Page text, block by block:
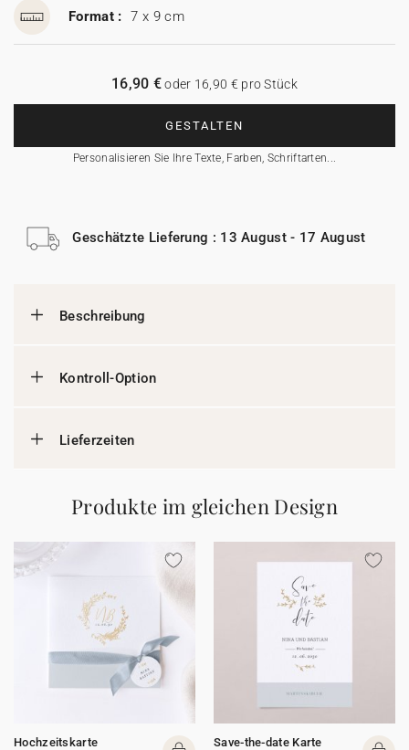
Format : 7 x 9 cm
GESTALTEN
Personalisieren Sie Ihre Texte, Farben, Schriftarten...
16,90 €oder 16,90 € pro Stück
Geschätzte Lieferung : 13 August - 17 August
Beschreibung
Kontroll-Option
Lieferzeiten
Produkte im gleichen Design
Hochzeitskarte
Save-the-date Karte